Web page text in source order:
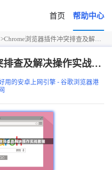
首页 帮助中心
>Chrome浏览器插件冲突排查及解决操作实战教程
Chrome浏览器插件冲突排查及解决操作实战教程
用的安卓上网引擎 - 谷歌浏览器港